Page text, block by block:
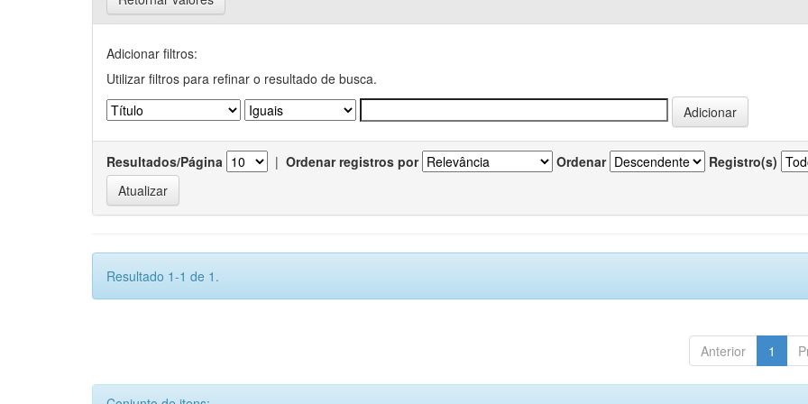
Adicionar filtros:
Utilizar filtros para refinar o resultado de busca.
Resultados/Página | Ordenar registros por Ordenar Registro(s)
Resultado 1-1 de 1.
Anterior 1